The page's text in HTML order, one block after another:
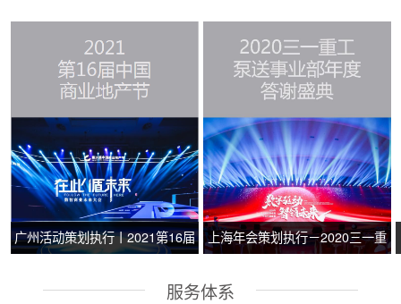
广州活动策划执行丨2021第16届
上海年会策划执行－2020三一重
服务体系